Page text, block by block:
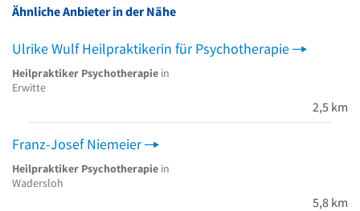
Ähnliche Anbieter in der Nähe
Ulrike Wulf Heilpraktikerin für Psychotherapie
Heilpraktiker Psychotherapie in
Erwitte
2,5 km
Franz-Josef Niemeier
Heilpraktiker Psychotherapie in
Wadersloh
5,8 km